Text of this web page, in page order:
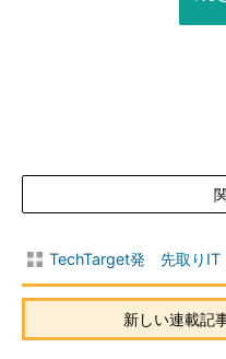
TechTarget発 先取りIT
新しい連載記